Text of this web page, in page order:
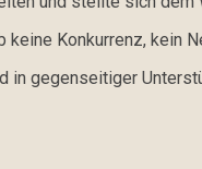
keine Konkurrenz, kein
in gegenseitiger